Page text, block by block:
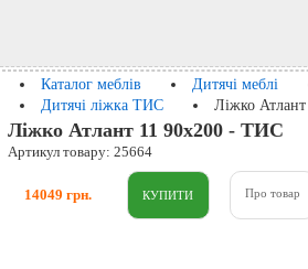
Каталог меблів Дитячі меблі
Дитячі ліжка ТИС
Ліжко
Ліжко Атлант 11 90х200 - ТИС
Артикул товару: 25664
14049 грн. Про товар